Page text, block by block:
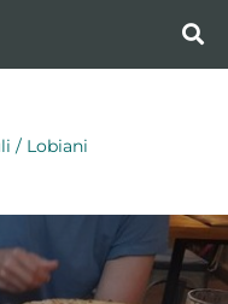
/ Lobiani